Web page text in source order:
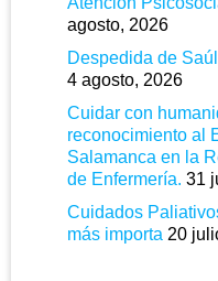
agosto, 2026
Despedida de
4 agosto, 2026
Cuidar con
reconocimiento al
Salamanca en la
de Enfermería. 31
Cuidados
más importa 20